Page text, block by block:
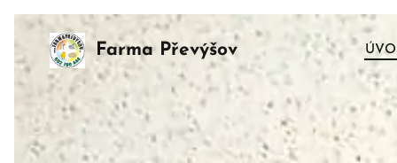
Farma Převýšov